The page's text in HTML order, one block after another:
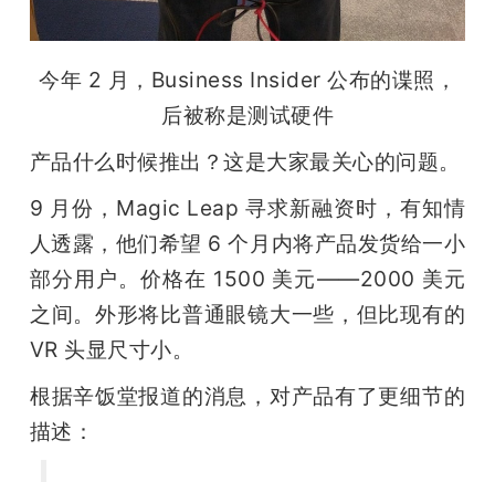
今年 2 月，Business Insider 公布的谍照，
后被称是测试硬件
产品什么时候推出？这是大家最关心的问题。
9 月份，Magic Leap 寻求新融资时，有知情
人透露，他们希望 6 个月内将产品发货给一小
部分用户。价格在 1500 美元——2000 美元
之间。外形将比普通眼镜大一些，但比现有的
VR 头显尺寸小。
根据辛饭堂报道的消息，对产品有了更细节的
描述：